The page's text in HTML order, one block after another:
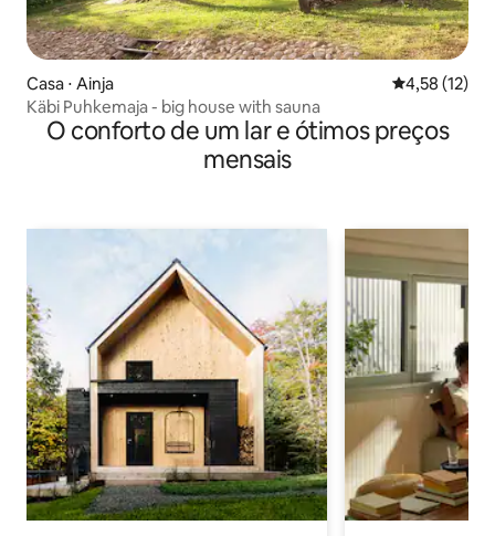
Casa ⋅ Ainja 4,58 de uma
4,58 (12)
Käbi Puhkemaja - big house with sauna
O conforto de um lar e ótimos preços
mensais